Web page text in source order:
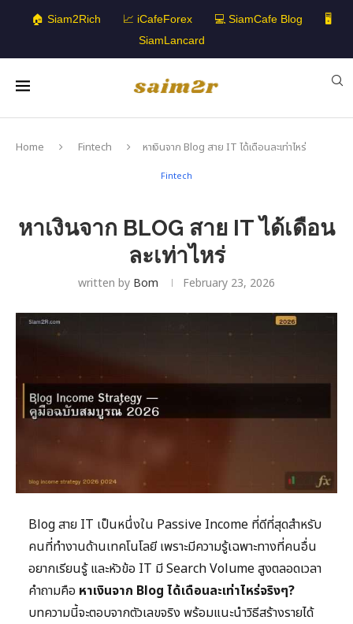
🏠 Siam2Rich 📈 iCafeForex 💻 SiamCafe Blog
🖥️
SiamLancard
Home Fintech หาเงินจาก Blog สาย IT ได้เดือนละเท่าไหร่
Fintech
หาเงินจาก BLOG สาย IT ได้เดือน
ละเท่าไหร่
written by Bom February 23, 2026
Blog สาย IT เป็นหนึ่งใน Passive Income ที่ดีที่สุดสำหรับ
คนที่ทำงานด้านเทคโนโลยี เพราะมีความรู้เฉพาะทางที่คนอื่น
อยากเรียนรู้ และหัวข้อ IT มี Search Volume สูงตลอดเวลา
คำถามคือ หาเงินจาก Blog ได้เดือนละเท่าไหร่จริงๆ?
บทความนี้จะตอบจากตัวเลขจริง พร้อมแนะนำวิธีสร้างรายได้